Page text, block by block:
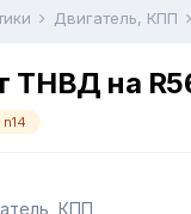
Двигатель, КПП
ТНВД на
n14
КПП